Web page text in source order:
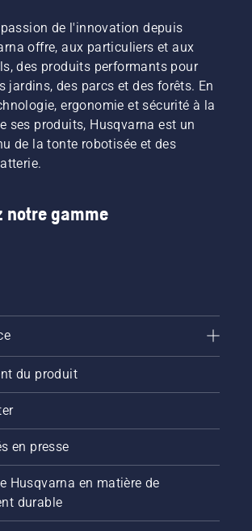
de l'innovation depuis
offre, aux particuliers et aux
des produits performants pour
jardins, des parcs et des forêts. En
ergonomie et sécurité à la
ses produits, Husqvarna est un
de la tonte robotisée et des
notre gamme
du produit
en presse
Husqvarna en matière de
durable